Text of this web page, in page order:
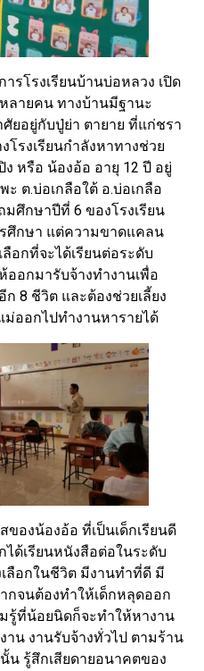
รโรงเรียนบ้านบ่อหลวง เปิด
หลายคน ทางบ้านมีฐานะ
ยอยู่กับปู่ย่า ตายาย ที่แก่ชรา
รงเรียนกำลังหาทางช่วย
หรือ น้องอ้อ อายุ 12 ปี อยู่
ต.บ่อเกลือใต้ อ.บ่อเกลือ
มศึกษาปีที่ 6 ของโรงเรียน
ศึกษา แต่ความขาดแคลน
อกที่จะได้เรียนต่อระดับ
อกมารับจ้างทำงานเพื่อ
8 ชีวิต และต้องช่วยเลี้ยง
ม่ออกไปทำงานหารายได้
ของน้องอ้อ ที่เป็นเด็กเรียนดี
ได้เรียนหนังสือต่อในระดับ
ลือกในชีวิต มีงานทำที่ดี มี
จนต้องทำให้เด็กหลุดออก
รู้ที่น้อยนิดก็จะทำให้หางาน
าน งานรับจ้างทั่วไป ตามร้าน
น รู้สึกเสียดายอนาคตของ